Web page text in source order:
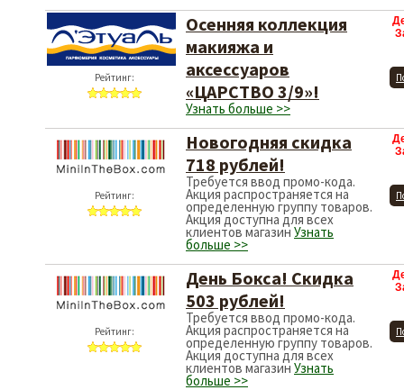
Рейтинг:
Осенняя коллекция
макияжа и
аксессуаров
«ЦАРСТВО 3/9»!
Узнать больше >>
Рейтинг:
Новогодняя скидка
718 рублей!
Требуется ввод промо-кода.
Акция распространяется на
определенную группу товаров.
Акция доступна для всех
клиентов магазин Узнать
больше >>
Рейтинг:
День Бокса! Скидка
503 рублей!
Требуется ввод промо-кода.
Акция распространяется на
определенную группу товаров.
Акция доступна для всех
клиентов магазин Узнать
больше >>